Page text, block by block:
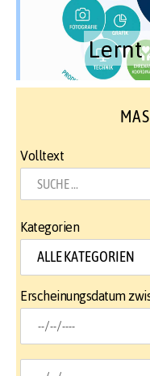
Lernt
Volltext
Kategorien
Erscheinungsdatum